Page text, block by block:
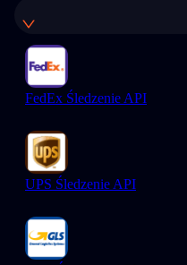
FedEx Śledzenie API
UPS Śledzenie API